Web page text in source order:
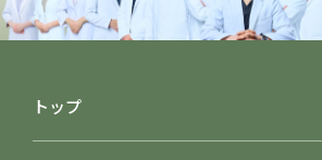
トップ